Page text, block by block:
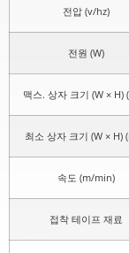
전압 (v/hz)
전원 (W)
맥스. 상자 크기 (W × H)
최소 상자 크기 (W × H)
속도 (m/min)
접착 테이프 재료